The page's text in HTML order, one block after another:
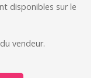
disponibles sur le
vendeur.